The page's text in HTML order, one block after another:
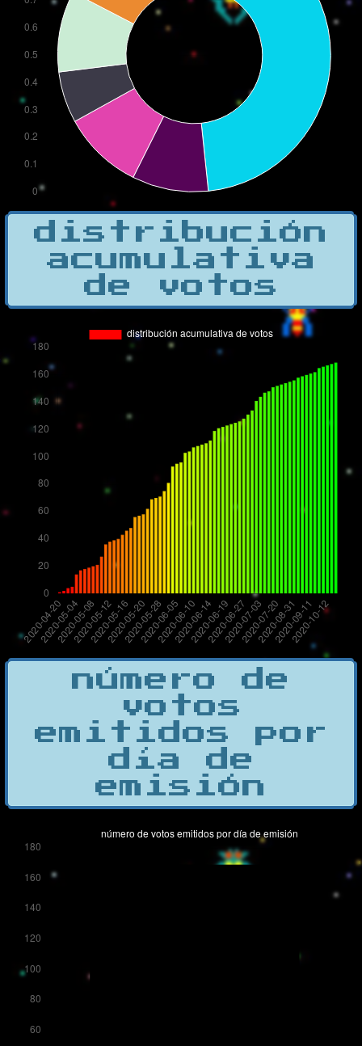
distribución
acumulativa
de votos
número de
votos
emitidos por
día de
emisión